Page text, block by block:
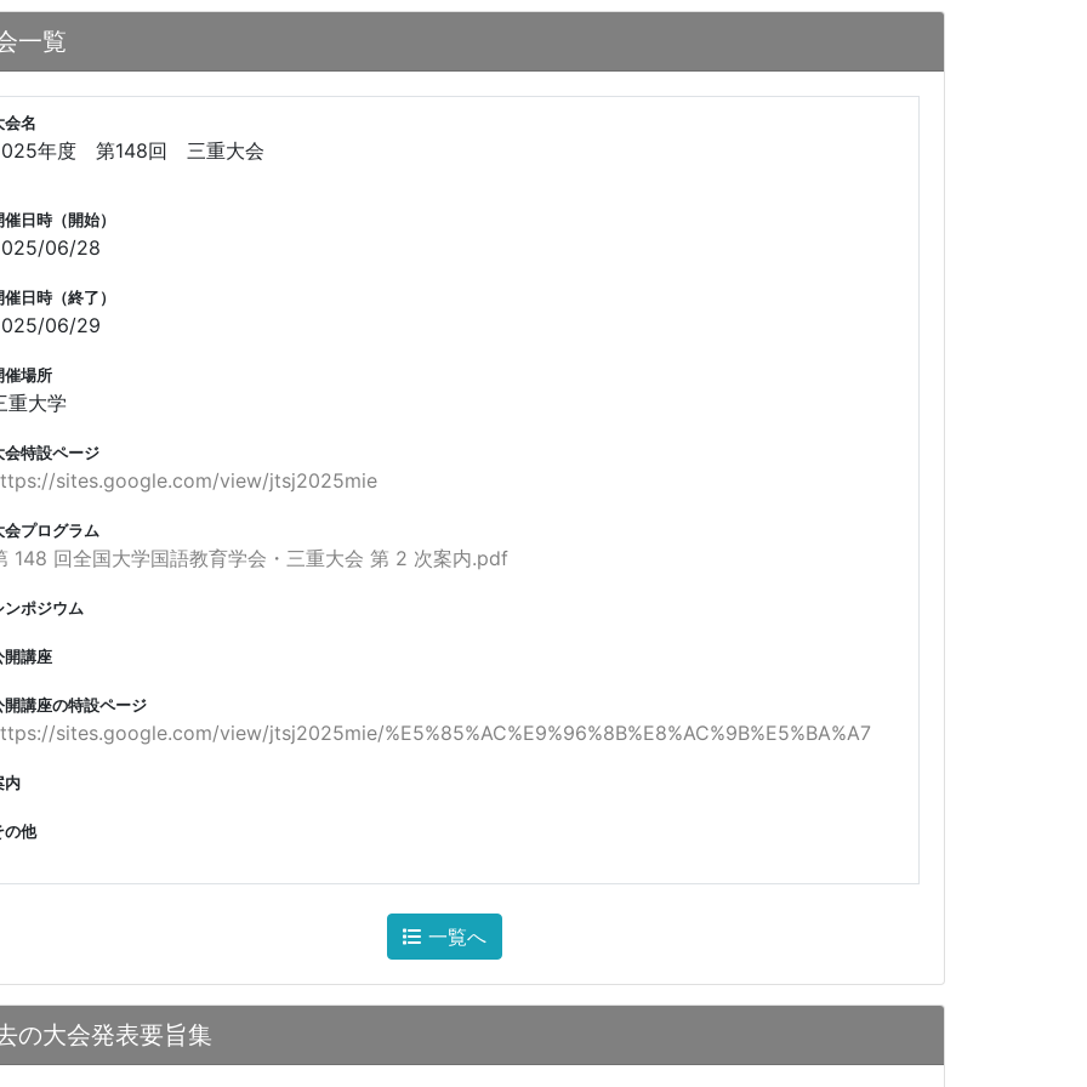
一覧
会名
年度 第148回 三重大会
催日時（開始）
06/28
催日時（終了）
06/29
催場所
重大学
会特設ページ
sites.google.com/view/jtsj2025mie
会プログラム
148 回全国大学国語教育学会・三重大会 第 2 次案内.pdf
ンポジウム
開講座
開講座の特設ページ
sites.google.com/view/jtsj2025mie/%E5%85%AC%E9%96%8B%E8%AC%9B%E5%BA%A7
内
の他
一覧へ
の大会発表要旨集